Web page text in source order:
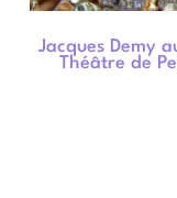
Jacques Demy
Théâtre de